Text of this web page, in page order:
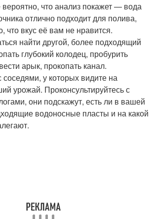
что анализ покажет — вода
отлично подходит для полива,
что вкус её вам не нравится.
найти другой, более подходящий
глубокий колодец, пробурить
арык, прокопать канал.
соседями, у которых видите на
урожай. Проконсультируйтесь с
они подскажут, есть ли в вашей
водоносные пласты и на какой